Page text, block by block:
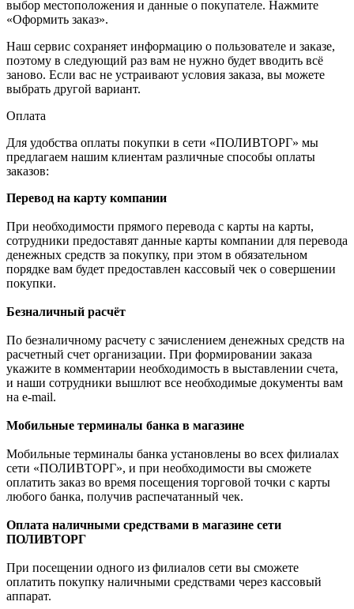
выбор местоположения и данные о покупателе. Нажмите
«Оформить заказ».
Наш сервис сохраняет информацию о пользователе и заказе,
поэтому в следующий раз вам не нужно будет вводить всё
заново. Если вас не устраивают условия заказа, вы можете
выбрать другой вариант.
Оплата
Для удобства оплаты покупки в сети «ПОЛИВТОРГ» мы
предлагаем нашим клиентам различные способы оплаты
заказов:
Перевод на карту компании
При необходимости прямого перевода с карты на карты,
сотрудники предоставят данные карты компании для перевода
денежных средств за покупку, при этом в обязательном
порядке вам будет предоставлен кассовый чек о совершении
покупки.
Безналичный расчёт
По безналичному расчету с зачислением денежных средств на
расчетный счет организации. При формировании заказа
укажите в комментарии необходимость в выставлении счета,
и наши сотрудники вышлют все необходимые документы вам
на e-mail.
Мобильные терминалы банка в магазине
Мобильные терминалы банка установлены во всех филиалах
сети «ПОЛИВТОРГ», и при необходимости вы сможете
оплатить заказ во время посещения торговой точки с карты
любого банка, получив распечатанный чек.
Оплата наличными средствами в магазине сети
ПОЛИВТОРГ
При посещении одного из филиалов сети вы сможете
оплатить покупку наличными средствами через кассовый
аппарат.